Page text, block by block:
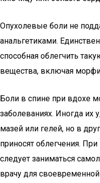
Опухолевые боли не
анальгетиками.
способная облегчить
вещества, включая
Боли в спине при вдохе
заболеваниях. Иногда их
мазей или гелей, но в
приносят облегчения.
следует заниматься
врачу для